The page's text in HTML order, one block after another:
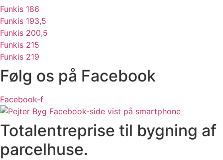
Funkis 186
Funkis 193,5
Funkis 200,5
Funkis 215
Funkis 219
Følg os på Facebook
Facebook-f
Totalentreprise til bygning af
parcelhuse.